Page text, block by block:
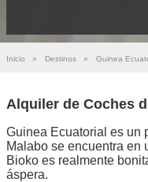
Inicio » Destinos » Guinea
Alquiler de Coches
Guinea Ecuatorial es un
Malabo se encuentra en
Bioko es realmente
áspera.